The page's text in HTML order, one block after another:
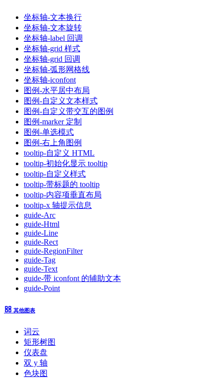
坐标轴-文本换行
坐标轴-文本旋转
坐标轴-label 回调
坐标轴-grid 样式
坐标轴-grid 回调
坐标轴-弧形网格线
坐标轴-iconfont
图例-水平居中布局
图例-自定义文本样式
图例-自定义带交互的图例
图例-marker 定制
图例-单选模式
图例-右上角图例
tooltip-自定义 HTML
tooltip-初始化显示 tooltip
tooltip-自定义样式
tooltip-带标题的 tooltip
tooltip-内容项垂直布局
tooltip-x 轴提示信息
guide-Arc
guide-Html
guide-Line
guide-Rect
guide-RegionFilter
guide-Tag
guide-Text
guide-带 iconfont 的辅助文本
guide-Point
其他图表
词云
矩形树图
仪表盘
双 y 轴
色块图